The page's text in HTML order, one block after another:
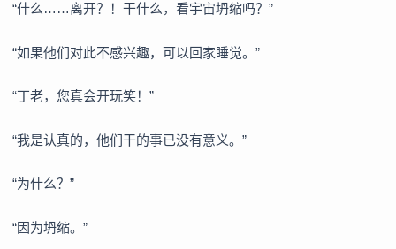
“什么……离开？！干什么，看宇宙坍缩吗？”
“如果他们对此不感兴趣，可以回家睡觉。”
“丁老，您真会开玩笑！”
“我是认真的，他们干的事已没有意义。”
“为什么？”
“因为坍缩。”